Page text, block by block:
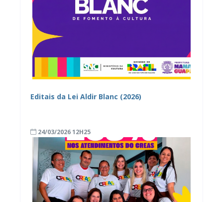
Editais da Lei Aldir Blanc (2026)
24/03/2026 12H25